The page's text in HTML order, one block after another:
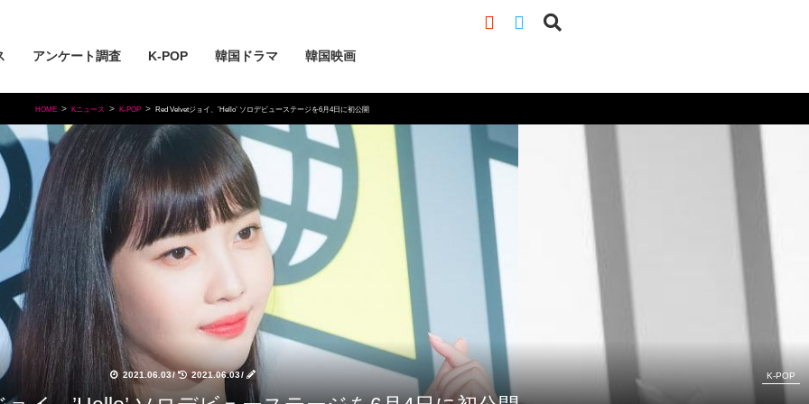
アンケート調査 K-POP 韓国ドラマ 韓国映画
HOME Kニュース K-POP Red Velvetジョイ、’Hello’ ソロデビューステージを6月4日に初公開
2021.06.03/ 2021.06.03/ K-POP